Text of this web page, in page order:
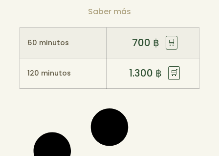
Saber más
60 minutos 700 ฿ 🛒
120 minutos 1.300 ฿ 🛒